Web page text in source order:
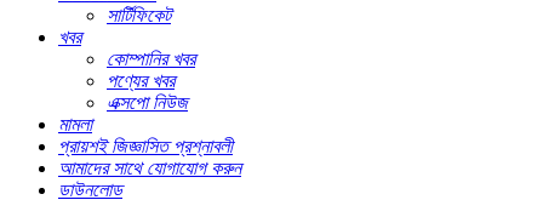
সার্টিফিকেট
খবর
কোম্পানির খবর
পণ্যের খবর
এক্সপো নিউজ
মামলা
প্রায়শই জিজ্ঞাসিত প্রশ্নাবলী
আমাদের সাথে যোগাযোগ করুন
ডাউনলোড